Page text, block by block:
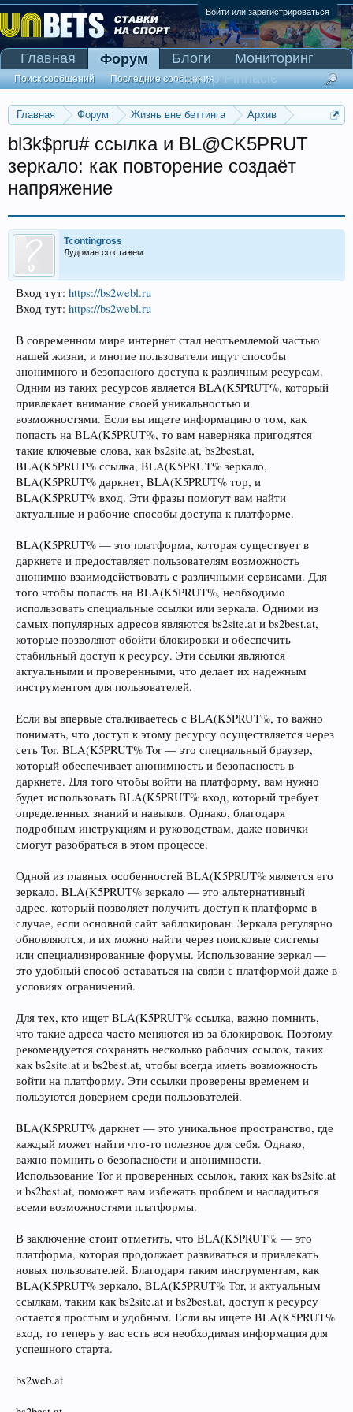
Войти или зарегистрироваться
Главная Форум Жизнь вне беттинга
Архив
Прогнозы на Олимпийские игры 2016
bl3k$pru# ссылка и BL@CK5PRUT
зеркало: как повторение создаёт
напряжение
Tcontingross
Лудоман со стажем
Вход тут: https://bs2webl.ru
Вход тут: https://bs2webl.ru
В современном мире интернет стал неотъемлемой частью
нашей жизни, и многие пользователи ищут способы
анонимного и безопасного доступа к различным ресурсам.
Одним из таких ресурсов является BLA(K5PRUT%, который
привлекает внимание своей уникальностью и
возможностями. Если вы ищете информацию о том, как
попасть на BLA(K5PRUT%, то вам наверняка пригодятся
такие ключевые слова, как bs2site.at, bs2best.at,
BLA(K5PRUT% ссылка, BLA(K5PRUT% зеркало,
BLA(K5PRUT% даркнет, BLA(K5PRUT% тор, и
BLA(K5PRUT% вход. Эти фразы помогут вам найти
актуальные и рабочие способы доступа к платформе.
BLA(K5PRUT% — это платформа, которая существует в
даркнете и предоставляет пользователям возможность
анонимно взаимодействовать с различными сервисами. Для
того чтобы попасть на BLA(K5PRUT%, необходимо
использовать специальные ссылки или зеркала. Одними из
самых популярных адресов являются bs2site.at и bs2best.at,
которые позволяют обойти блокировки и обеспечить
стабильный доступ к ресурсу. Эти ссылки являются
актуальными и проверенными, что делает их надежным
инструментом для пользователей.
Если вы впервые сталкиваетесь с BLA(K5PRUT%, то важно
понимать, что доступ к этому ресурсу осуществляется через
сеть Tor. BLA(K5PRUT% Tor — это специальный браузер,
который обеспечивает анонимность и безопасность в
даркнете. Для того чтобы войти на платформу, вам нужно
будет использовать BLA(K5PRUT% вход, который требует
определенных знаний и навыков. Однако, благодаря
подробным инструкциям и руководствам, даже новички
смогут разобраться в этом процессе.
Одной из главных особенностей BLA(K5PRUT% является его
зеркало. BLA(K5PRUT% зеркало — это альтернативный
адрес, который позволяет получить доступ к платформе в
случае, если основной сайт заблокирован. Зеркала регулярно
обновляются, и их можно найти через поисковые системы
или специализированные форумы. Использование зеркал —
это удобный способ оставаться на связи с платформой даже в
условиях ограничений.
Для тех, кто ищет BLA(K5PRUT% ссылка, важно помнить,
что такие адреса часто меняются из-за блокировок. Поэтому
рекомендуется сохранять несколько рабочих ссылок, таких
как bs2site.at и bs2best.at, чтобы всегда иметь возможность
войти на платформу. Эти ссылки проверены временем и
пользуются доверием среди пользователей.
BLA(K5PRUT% даркнет — это уникальное пространство, где
каждый может найти что-то полезное для себя. Однако,
важно помнить о безопасности и анонимности.
Использование Tor и проверенных ссылок, таких как bs2site.at
и bs2best.at, поможет вам избежать проблем и насладиться
всеми возможностями платформы.
В заключение стоит отметить, что BLA(K5PRUT% — это
платформа, которая продолжает развиваться и привлекать
новых пользователей. Благодаря таким инструментам, как
BLA(K5PRUT% зеркало, BLA(K5PRUT% Tor, и актуальным
ссылкам, таким как bs2site.at и bs2best.at, доступ к ресурсу
остается простым и удобным. Если вы ищете BLA(K5PRUT%
вход, то теперь у вас есть вся необходимая информация для
успешного старта.
bs2web.at
Главная Форум
Поиск сообщений Последние сообщения
Блоги
Мониторинг
Сканер Pinnacle